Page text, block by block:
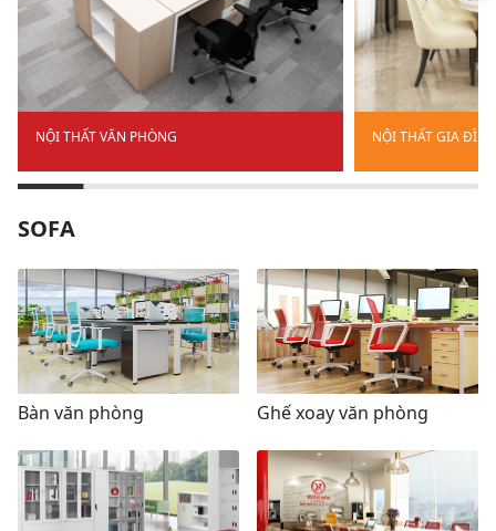
NỘI THẤT VĂN PHÒNG NỘI THẤT GIA
SOFA
Bàn văn phòng Ghế xoay văn phòng